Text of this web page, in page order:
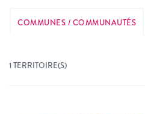
COMMUNES / COMMUNAUTÉS
1 TERRITOIRE(S)